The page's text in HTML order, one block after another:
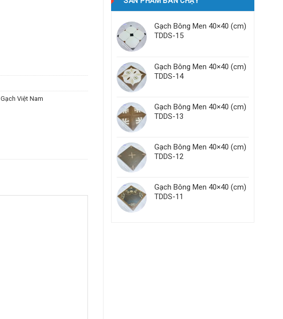
Gạch Bông Men 40×40 (cm)
TDDS-15
Gạch Bông Men 40×40 (cm)
TDDS-14
Gạch Bông Men 40×40 (cm)
TDDS-13
Gạch Bông Men 40×40 (cm)
TDDS-12
Gạch Bông Men 40×40 (cm)
TDDS-11
Gạch Việt Nam